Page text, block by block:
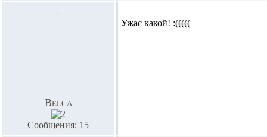
Belca
Сообщения: 15
Ужас какой! :(((((